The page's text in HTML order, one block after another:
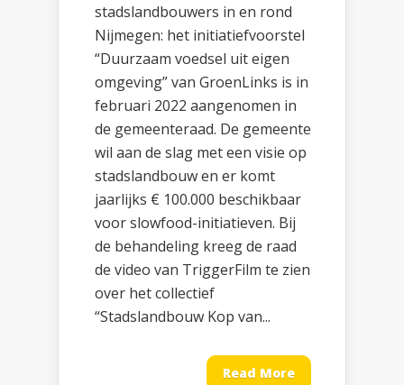
stadslandbouwers in en rond
Nijmegen: het initiatiefvoorstel
“Duurzaam voedsel uit eigen
omgeving” van GroenLinks is in
februari 2022 aangenomen in
de gemeenteraad. De gemeente
wil aan de slag met een visie op
stadslandbouw en er komt
jaarlijks € 100.000 beschikbaar
voor slowfood-initiatieven. Bij
de behandeling kreeg de raad
de video van TriggerFilm te zien
over het collectief
“Stadslandbouw Kop van...
Read More